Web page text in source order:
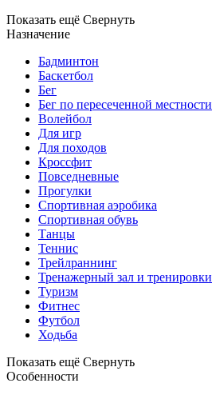
Показать ещё Свернуть
Назначение
Бадминтон
Баскетбол
Бег
Бег по пересеченной местности
Волейбол
Для игр
Для походов
Кроссфит
Повседневные
Прогулки
Спортивная аэробика
Спортивная обувь
Танцы
Теннис
Трейлраннинг
Тренажерный зал и тренировки
Туризм
Фитнес
Футбол
Ходьба
Показать ещё Свернуть
Особенности